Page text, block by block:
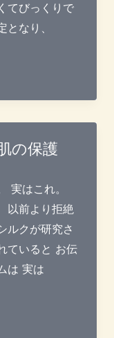
てびっくりで
なり、
の保護
実はこれ。
以前より拒絶
ルクが研究さ
ていると お伝
は 実は